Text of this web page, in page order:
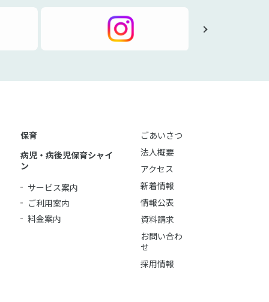
保育
病児・病後児保育シャイ
ン
サービス案内
ご利用案内
料金案内
ごあいさつ
法人概要
アクセス
新着情報
情報公表
資料請求
お問い合わ
せ
採用情報